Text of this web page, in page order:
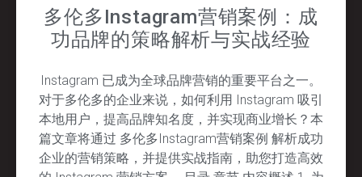
多伦多Instagram营销案例：成
功品牌的策略解析与实战经验
Instagram 已成为全球品牌营销的重要平台之一。
对于多伦多的企业来说，如何利用 Instagram 吸引
本地用户，提高品牌知名度，并实现商业增长？本
篇文章将通过 多伦多Instagram营销案例 解析成功
企业的营销策略，并提供实战指南，助您打造高效